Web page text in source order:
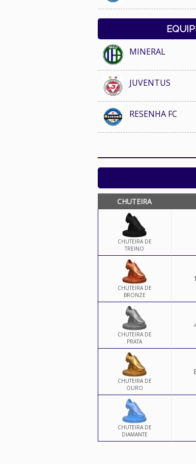
MINERAL
JUVENTUS
RESENHA FC
CHUTEIRA
CHUTEIRA DE
TREINO
CHUTEIRA DE
BRONZE
CHUTEIRA DE
PRATA
CHUTEIRA DE
OURO
CHUTEIRA DE
DIAMANTE